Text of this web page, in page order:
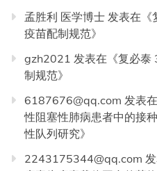
孟胜利 医学博士 发表在《
疫苗配制规范》
gzh2021 发表在《复必泰
制规范》
6187676@qq.com 发表
性阻塞性肺病患者中的接
性队列研究》
2243175344@qq.com